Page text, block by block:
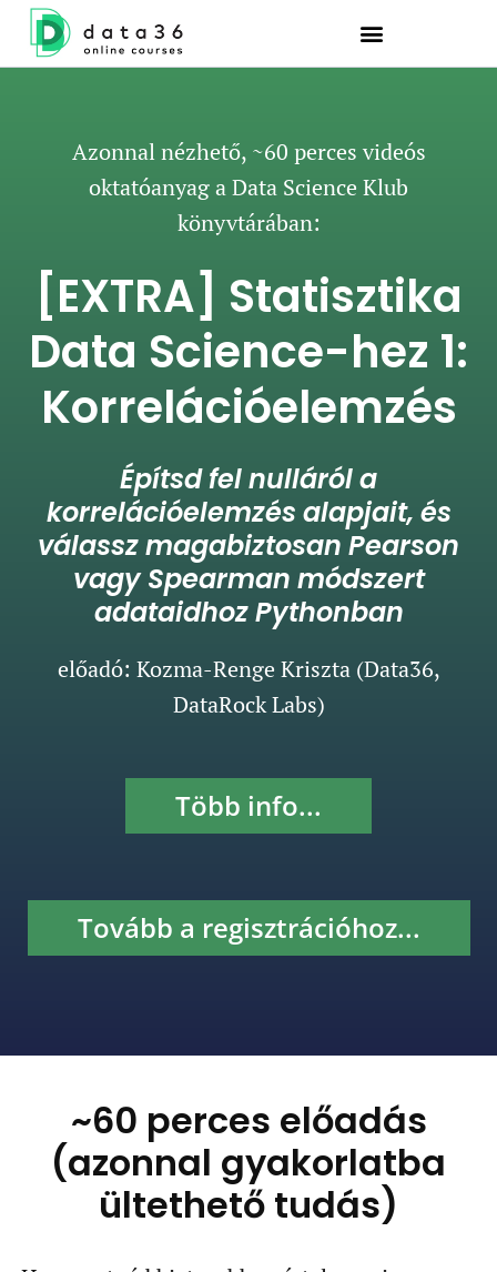
Azonnal nézhető, ~60 perces videós
oktatóanyag a Data Science Klub
könyvtárában:
[EXTRA] Statisztika
Data Science-hez 1:
Korrelációelemzés
Építsd fel nulláról a
korrelációelemzés alapjait, és
válassz magabiztosan Pearson
vagy Spearman módszert
adataidhoz Pythonban
előadó: Kozma-Renge Kriszta (Data36,
DataRock Labs)
Több info...
Tovább a regisztrációhoz...
~60 perces előadás
(azonnal gyakorlatba
ültethető tudás)